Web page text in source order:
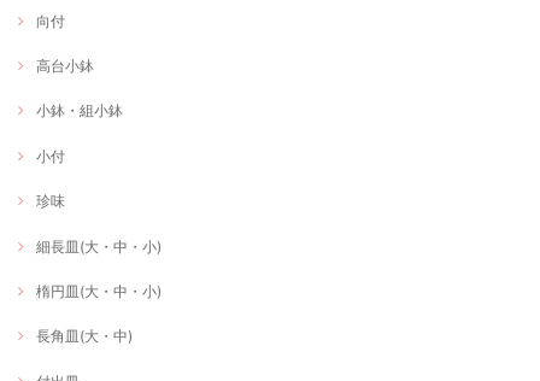
向付
高台小鉢
小鉢・組小鉢
小付
珍味
細長皿(大・中・小)
楕円皿(大・中・小)
長角皿(大・中)